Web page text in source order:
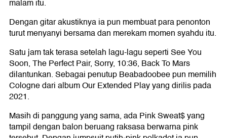
malam itu.
Dengan gitar akustiknya ia pun membuat para penonton
turut menyanyi bersama dan merekam momen syahdu itu.
Satu jam tak terasa setelah lagu-lagu seperti See You
Soon, The Perfect Pair, Sorry, 10:36, Back To Mars
dilantunkan. Sebagai penutup Beabadoobee pun memilih
Cologne dari album Our Extended Play yang dirilis pada
2021.
Masih di panggung yang sama, ada Pink Sweat$ yang
tampil dengan balon beruang raksasa berwarna pink